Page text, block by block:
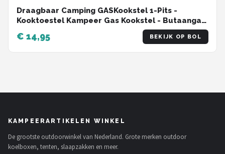
Draagbaar Camping GASKookstel 1-Pits -
Kooktoestel Kampeer Gas Kookstel - Butaangas
Gasstel Gasfornuis Gaspit - Campingkooktoestel
Gas Kookplaat - Elektrische Ontsteking - Met
Koffer - 1-Pits
€ 14,95 BEKIJK OP BOL
KAMPEERARTIKELEN WINKEL
De grootste outdoorwinkel van Nederland. Grote merken outdoor
koelboxen, tenten, slaapzakken en meer.